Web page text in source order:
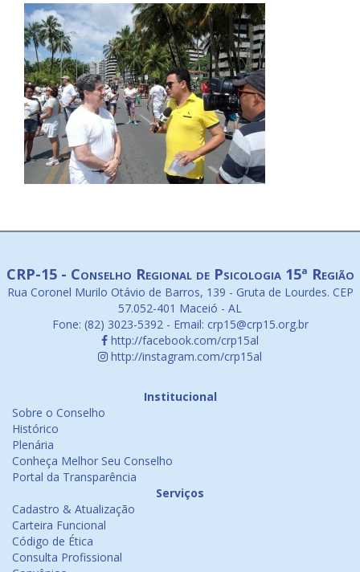
CRP-15 - Conselho Regional de Psicologia 15ª Região
Rua Coronel Murilo Otávio de Barros, 139 - Gruta de Lourdes. CEP
57.052-401 Maceió - AL
Fone: (82) 3023-5392 - Email: crp15@crp15.org.br
http://facebook.com/crp15al
http://instagram.com/crp15al
Institucional
Sobre o Conselho
Histórico
Plenária
Conheça Melhor Seu Conselho
Portal da Transparência
Serviços
Cadastro & Atualização
Carteira Funcional
Código de Ética
Consulta Profissional